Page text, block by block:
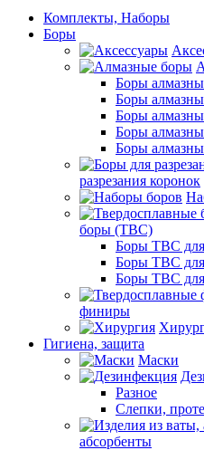
Комплекты, Наборы
Боры
Боры
Боры
Боры
Боры
Боры
разрезания коронок
боры (ТВС)
Боры ТВС
Боры ТВС
Боры ТВС
финиры
Гигиена, защита
Маски
Разное
Слепки,
абсорбенты